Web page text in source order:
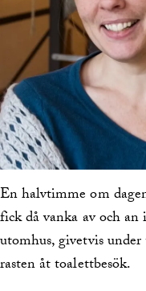
En halvtimme om
fick då vanka av och
utomhus, givetvis
rasten åt toalettbesök.